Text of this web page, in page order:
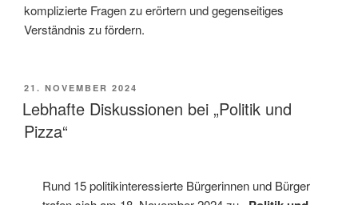
komplizierte Fragen zu erörtern und gegenseitiges
Verständnis zu fördern.
VERÖFFENTLICHT
AM
21. NOVEMBER 2024
Lebhafte Diskussionen bei „Politik und
Pizza“
Rund 15 politikinteressierte Bürgerinnen und Bürger